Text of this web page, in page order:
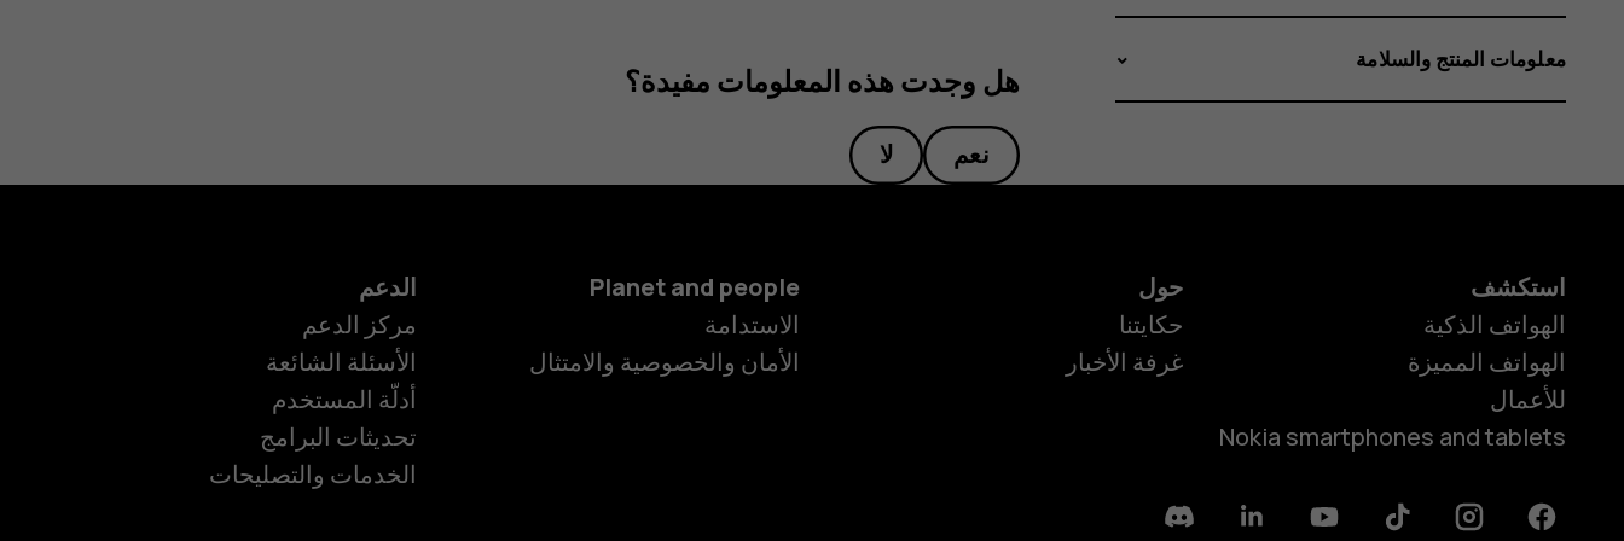
هل وجدت هذه المعلومات مفيدة؟
نعم لا
معلومات المنتج والسلامة
استكشف
الهواتف الذكية
الهواتف المميزة
للأعمال
Nokia smartphones and tablets
حول
حكايتنا
غرفة الأخبار
Planet and people
الاستدامة
الأمان والخصوصية والامتثال
الدعم
مركز الدعم
الأسئلة الشائعة
أدلّة المستخدم
تحديثات البرامج
الخدمات والتصليحات
Facebook
Instagram
Tiktok
Youtube
Linkedin
Discord